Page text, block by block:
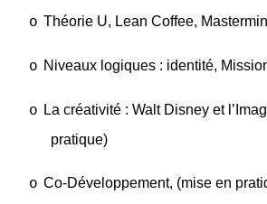
o Théorie U, Lean Coffee,
o Niveaux logiques : identité,
o La créativité : Walt Disney et
pratique)
o Co-Développement, (mise en